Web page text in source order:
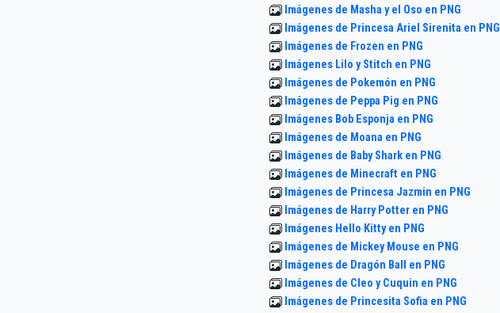
Imágenes de Masha y el Oso en PNG
Imágenes de Princesa Ariel Sirenita en PNG
Imágenes de Frozen en PNG
Imágenes Lilo y Stitch en PNG
Imágenes de Pokemón en PNG
Imágenes de Peppa Pig en PNG
Imágenes Bob Esponja en PNG
Imágenes de Moana en PNG
Imágenes de Baby Shark en PNG
Imágenes de Minecraft en PNG
Imágenes de Princesa Jazmin en PNG
Imágenes de Harry Potter en PNG
Imágenes Hello Kitty en PNG
Imágenes de Mickey Mouse en PNG
Imágenes de Dragón Ball en PNG
Imágenes de Cleo y Cuquin en PNG
Imágenes de Princesita Sofia en PNG